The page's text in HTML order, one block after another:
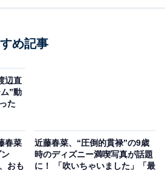
め記事
辺直
”動
た
春菜
おも
近藤春菜、“圧倒的貫禄”の9歳
時のディズニー満喫写真が話題
に！ 「吹いちゃいました」「最